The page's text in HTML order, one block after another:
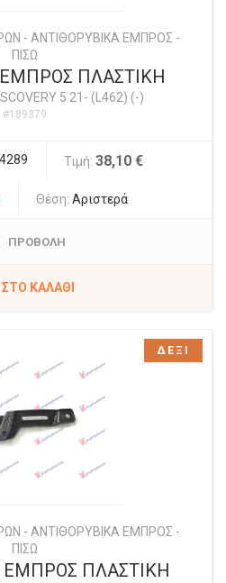
- ΑΝΤΙΘΟΡΥΒΙΚΑ ΕΜΠΡΟΣ -
ΠΙΣΩ
ΠΛΑΣΤΙΚΗ
5 21- (L462) (-)
#189379
Τιμή: 38,10 €
Θέση: Αριστερά
ΠΡΟΒΟΛΗ
ΣΤΟ ΚΑΛΆΘΙ
- ΑΝΤΙΘΟΡΥΒΙΚΑ ΕΜΠΡΟΣ -
ΠΙΣΩ
ΠΛΑΣΤΙΚΗ
ΔΕΞΙ